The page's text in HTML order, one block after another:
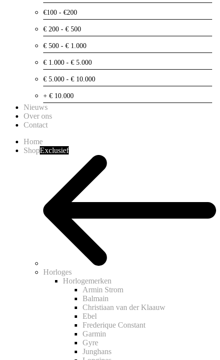
€100 - €200
€ 200 - € 500
€ 500 - € 1.000
€ 1.000 - € 5.000
€ 5.000 - € 10.000
+ € 10.000
Nieuws
Over ons
Contact
Home
ShopExclusief
Horloges
Horlogemerken
Armin Strom
Balmain
Christiaan van der Klaauw
Ebel
Frederique Constant
Garmin
Gyre
Junghans